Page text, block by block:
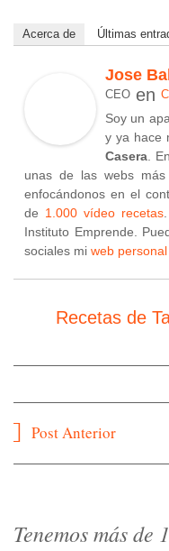
Acerca de Últimas
Jose
CEO en
Soy un
y ya hace
Casera .
unas de las webs
enfocándonos en el
de 1.000 vídeo recetas
Instituto Emprende.
sociales mi web personal
Recetas de
Navegación
Post Anterior
Tenemos más de